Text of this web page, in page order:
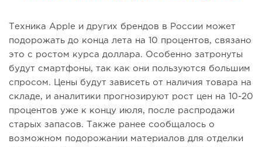
Техника Apple и других брендов в России может
подорожать до конца лета на 10 процентов, связано
это с ростом курса доллара. Особенно затронуты
будут смартфоны, так как они пользуются большим
спросом. Цены будут зависеть от наличия товара на
складе, и аналитики прогнозируют рост цен на 10-20
процентов уже к концу июля, после распродажи
старых запасов. Также ранее сообщалось о
возможном подорожании материалов для отделки